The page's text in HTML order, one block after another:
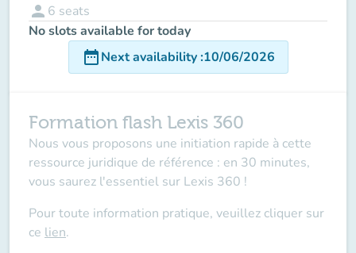
person 6 seats
No slots available for today
date_rangeNext availability:10/06/2026
Formation flash Lexis 360
Nous vous proposons une initiation rapide à cette
ressource juridique de référence : en 30 minutes,
vous saurez l'essentiel sur Lexis 360 !
Pour toute information pratique, veuillez cliquer sur
ce lien.